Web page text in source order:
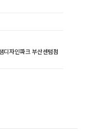
자인파크 부산센텀점